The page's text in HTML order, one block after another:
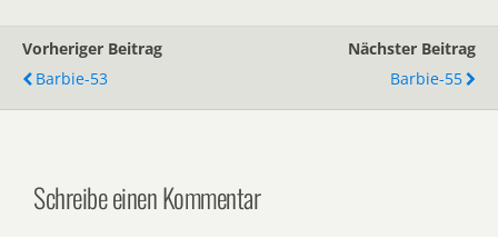
Vorheriger Beitrag
Barbie-53
Nächster Beitrag
Barbie-55
Schreibe einen Kommentar